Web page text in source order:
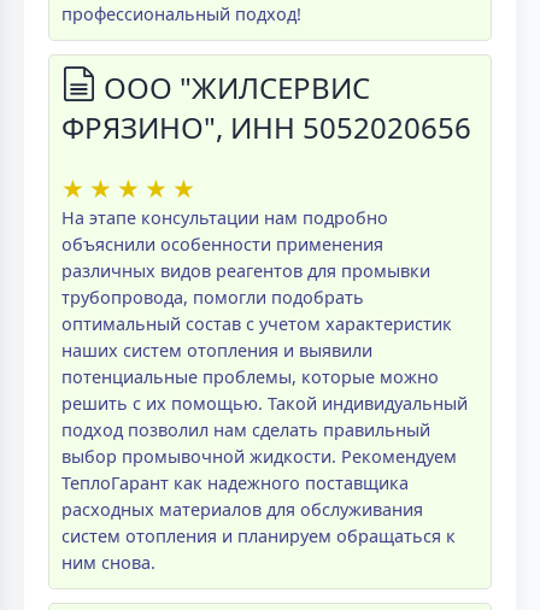
профессиональный подход!
ООО "ЖИЛСЕРВИС
ФРЯЗИНО", ИНН 5052020656
★ ★ ★ ★ ★
На этапе консультации нам подробно
объяснили особенности применения
различных видов реагентов для промывки
трубопровода, помогли подобрать
оптимальный состав с учетом характеристик
наших систем отопления и выявили
потенциальные проблемы, которые можно
решить с их помощью. Такой индивидуальный
подход позволил нам сделать правильный
выбор промывочной жидкости. Рекомендуем
ТеплоГарант как надежного поставщика
расходных материалов для обслуживания
систем отопления и планируем обращаться к
ним снова.